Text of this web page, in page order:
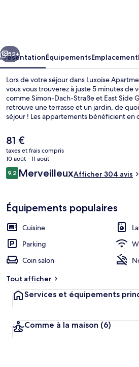
Suivant
52+
PrésentationÉquipementsEmplacement
Lors de votre séjour dans Luxoise
vous vous trouverez à juste 5 minutes
comme Simon-Dach-Straße et East Side
retrouve une terrasse et un jardin, de
séjour ! Les appartements bénéficient
rapidement accessibles à pied : Arrêt de
Gärtnerstraße se situe à quelques pas et
Simplonstraße, à 4 min de marche à peine.
Le
prix
actuel
est
de
81 €
taxes et frais compris
10 août - 11 août
Avis
voyageurs
9,29,2 sur 10
MerveilleuxAfficher 304 avis
Équipements populaires
Cuisine
Parking
Coin salon
Tout afficher
Services et équipements
Comme à la maison (6)